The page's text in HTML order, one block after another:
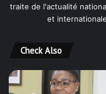
traite de l'actualité
et
Check Also